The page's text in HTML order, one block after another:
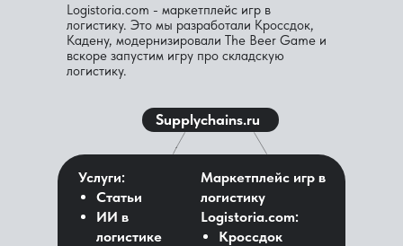
Logistoria.com - маркетплейс игр в
логистику. Это мы разработали Кроссдок,
Кадену, модернизировали The Beer Game и
вскоре запустим игру про складскую
логистику.
Supplychains.ru
Услуги:
Статьи
ИИ в
логистике
Маркетплейc игр в
логистику
Logistoria.com:
Кроссдок